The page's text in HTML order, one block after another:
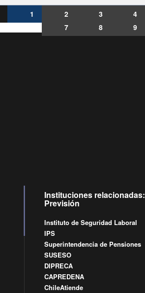
1 2 3 4
7
8 9
Instituciones relacionadas:
Previsión
Instituto de Seguridad Laboral
IPS
Superintendencia de Pensiones
SUSESO
DIPRECA
CAPREDENA
ChileAtiende